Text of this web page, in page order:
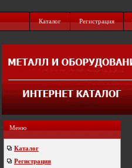
Каталог Регистрация
Меню
Каталог
Регистрация